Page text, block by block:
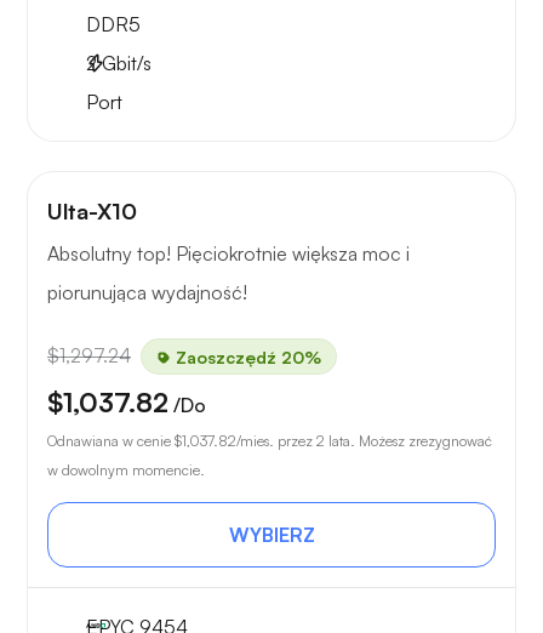
DDR5
2Gbit/s
Port
Ulta-X10
Absolutny top! Pięciokrotnie większa moc i
piorunująca wydajność!
$1,297.24 Zaoszczędź 20%
$1,037.82 /Do
Odnawiana w cenie $1,037.82/mies. przez 2 lata. Możesz zrezygnować
w dowolnym momencie.
WYBIERZ
EPYC 9454